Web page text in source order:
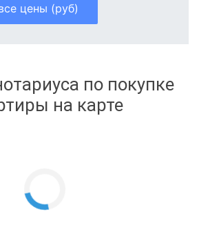
цены (руб)
по покупке
на карте